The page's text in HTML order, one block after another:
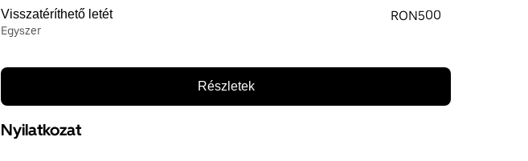
Visszatéríthető letét
Egyszer
RON500
Részletek
Nyilatkozat